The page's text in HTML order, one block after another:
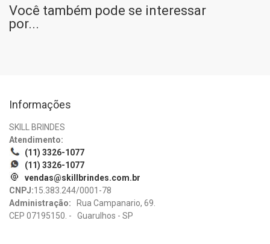
Você também pode se interessar
por...
Informações
SKILL BRINDES
Atendimento:
(11) 3326-1077
(11) 3326-1077
vendas@skillbrindes.com.br
CNPJ:15.383.244/0001-78
Administração: Rua Campanario, 69.
CEP 07195150. - Guarulhos - SP